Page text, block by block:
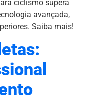
ciclismo supera
avançada,
Saiba mais!